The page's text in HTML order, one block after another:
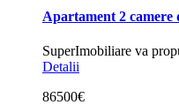
Apartament 2
SuperImobiliare va
Detalii
86500€